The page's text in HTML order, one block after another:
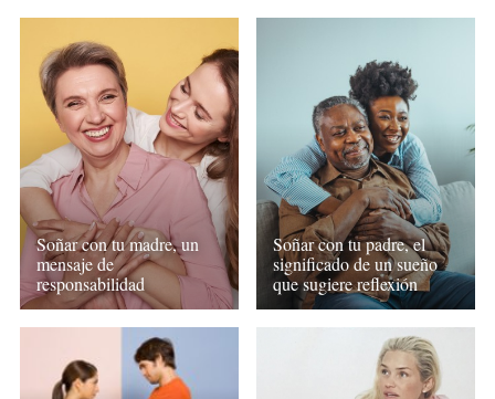
Soñar con tu madre, un
mensaje de
responsabilidad
Soñar con tu padre, el
significado de un sueño
que sugiere reflexión